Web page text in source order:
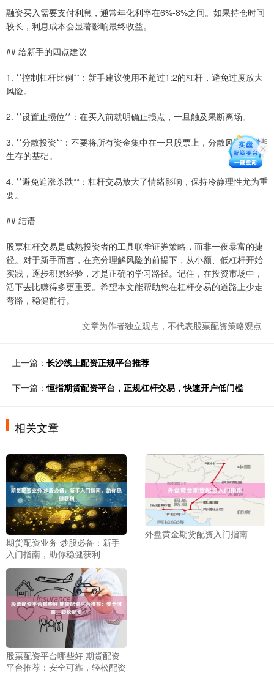
融资买入需要支付利息，通常年化利率在6%-8%之间。如果持仓时间
较长，利息成本会显著影响最终收益。
## 给新手的四点建议
1. **控制杠杆比例**：新手建议使用不超过1:2的杠杆，避免过度放大
风险。
2. **设置止损位**：在买入前就明确止损点，一旦触及果断离场。
3. **分散投资**：不要将所有资金集中在一只股票上，分散风险是长期
生存的基础。
4. **避免追涨杀跌**：杠杆交易放大了情绪影响，保持冷静理性尤为重
要。
## 结语
股票杠杆交易是成熟投资者的工具联华证券策略，而非一夜暴富的捷
径。对于新手而言，在充分理解风险的前提下，从小额、低杠杆开始
实践，逐步积累经验，才是正确的学习路径。记住，在投资市场中，
活下去比赚得多更重要。希望本文能帮助您在杠杆交易的道路上少走
弯路，稳健前行。
文章为作者独立观点，不代表股票配资策略观点
上一篇： 长沙线上配资正规平台推荐
下一篇：恒指期货配资平台，正规杠杆交易，快速开户低门槛
相关文章
期货配资业务 炒股必备：新手
入门指南，助你稳健获利
外盘黄金期货配资入门指南
股票配资平台哪些好 期货配资
平台推荐：安全可靠，轻松配资